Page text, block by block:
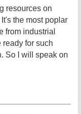
resources on
the most poplar
from industrial
ready for such
So I will speak on